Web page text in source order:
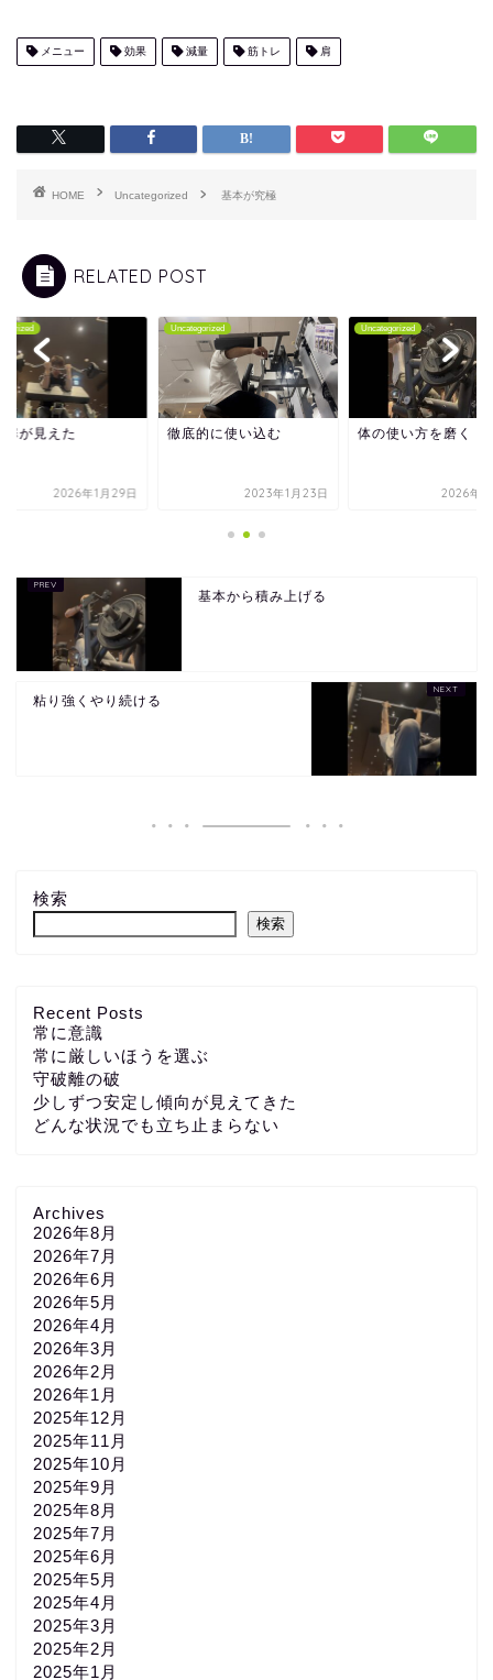
メニュー 効果 減量 筋トレ 肩
HOME Uncategorized 基本が究極
RELATED POST
扉が見えた
2026年1月29日
Uncategorized
徹底的に使い込む
2023年1月23日
Uncategorized
体の使い方を磨く
2026年5
基本から積み上げる
粘り強くやり続ける
検索
検索
Recent Posts
常に意識
常に厳しいほうを選ぶ
守破離の破
少しずつ安定し傾向が見えてきた
どんな状況でも立ち止まらない
Archives
2026年8月
2026年7月
2026年6月
2026年5月
2026年4月
2026年3月
2026年2月
2026年1月
2025年12月
2025年11月
2025年10月
2025年9月
2025年8月
2025年7月
2025年6月
2025年5月
2025年4月
2025年3月
2025年2月
2025年1月